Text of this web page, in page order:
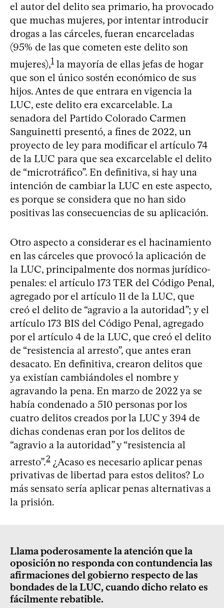
el autor del delito sea primario, ha provocado
que muchas mujeres, por intentar introducir
drogas a las cárceles, fueran encarceladas
(95% de las que cometen este delito son
mujeres),1 la mayoría de ellas jefas de hogar
que son el único sostén económico de sus
hijos. Antes de que entrara en vigencia la
LUC, este delito era excarcelable. La
senadora del Partido Colorado Carmen
Sanguinetti presentó, a fines de 2022, un
proyecto de ley para modificar el artículo 74
de la LUC para que sea excarcelable el delito
de “microtráfico”. En definitiva, si hay una
intención de cambiar la LUC en este aspecto,
es porque se considera que no han sido
positivas las consecuencias de su aplicación.
Otro aspecto a considerar es el hacinamiento
en las cárceles que provocó la aplicación de
la LUC, principalmente dos normas jurídico-
penales: el artículo 173 TER del Código Penal,
agregado por el artículo 11 de la LUC, que
creó el delito de “agravio a la autoridad”; y el
artículo 173 BIS del Código Penal, agregado
por el artículo 4 de la LUC, que creó el delito
de “resistencia al arresto”, que antes eran
desacato. En definitiva, crearon delitos que
ya existían cambiándoles el nombre y
agravando la pena. En marzo de 2022 ya se
había condenado a 510 personas por los
cuatro delitos creados por la LUC y 394 de
dichas condenas eran por los delitos de
“agravio a la autoridad” y “resistencia al
arresto”.2 ¿Acaso es necesario aplicar penas
privativas de libertad para estos delitos? Lo
más sensato sería aplicar penas alternativas a
la prisión.
Llama poderosamente la atención que la
oposición no responda con contundencia las
afirmaciones del gobierno respecto de las
bondades de la LUC, cuando dicho relato es
fácilmente rebatible.